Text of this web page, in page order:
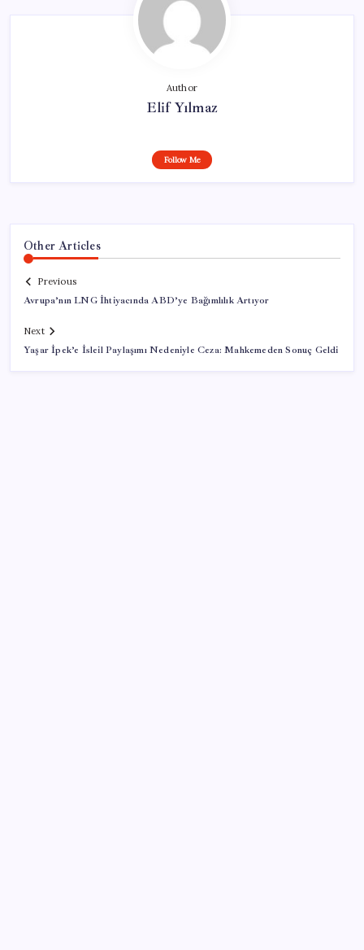
Author
Elif Yılmaz
Follow Me
Other Articles
Previous
Avrupa’nın LNG İhtiyacında ABD’ye Bağımlılık Artıyor
Next
Yaşar İpek’e İsleil Paylaşımı Nedeniyle Ceza: Mahkemeden Sonuç Geldi